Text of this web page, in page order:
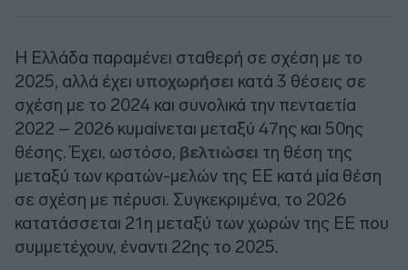
Η Ελλάδα παραμένει σταθερή σε σχέση με το
2025, αλλά έχει υποχωρήσει κατά 3 θέσεις σε
σχέση με το 2024 και συνολικά την πενταετία
2022 – 2026 κυμαίνεται μεταξύ 47ης και 50ης
θέσης. Έχει, ωστόσο, βελτιώσει τη θέση της
μεταξύ των κρατών-μελών της ΕΕ κατά μία θέση
σε σχέση με πέρυσι. Συγκεκριμένα, το 2026
κατατάσσεται 21η μεταξύ των χωρών της ΕΕ που
συμμετέχουν, έναντι 22ης το 2025.